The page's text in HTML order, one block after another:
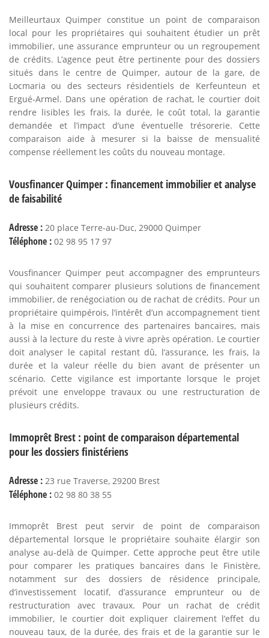
Meilleurtaux Quimper constitue un point de comparaison
local pour les propriétaires qui souhaitent étudier un prêt
immobilier, une assurance emprunteur ou un regroupement
de crédits. L’agence peut être pertinente pour des dossiers
situés dans le centre de Quimper, autour de la gare, de
Locmaria ou des secteurs résidentiels de Kerfeunteun et
Ergué-Armel. Dans une opération de rachat, le courtier doit
rendre lisibles les frais, la durée, le coût total, la garantie
demandée et l’impact d’une éventuelle trésorerie. Cette
comparaison aide à mesurer si la baisse de mensualité
compense réellement les coûts du nouveau montage.
Vousfinancer Quimper : financement immobilier et analyse
de faisabilité
Adresse : 20 place Terre-au-Duc, 29000 Quimper
Téléphone : 02 98 95 17 97
Vousfinancer Quimper peut accompagner des emprunteurs
qui souhaitent comparer plusieurs solutions de financement
immobilier, de renégociation ou de rachat de crédits. Pour un
propriétaire quimpérois, l’intérêt d’un accompagnement tient
à la mise en concurrence des partenaires bancaires, mais
aussi à la lecture du reste à vivre après opération. Le courtier
doit analyser le capital restant dû, l’assurance, les frais, la
durée et la valeur réelle du bien avant de présenter un
scénario. Cette vigilance est importante lorsque le projet
prévoit une enveloppe travaux ou une restructuration de
plusieurs crédits.
Immoprêt Brest : point de comparaison départemental
pour les dossiers finistériens
Adresse : 23 rue Traverse, 29200 Brest
Téléphone : 02 98 80 38 55
Immoprêt Brest peut servir de point de comparaison
départemental lorsque le propriétaire souhaite élargir son
analyse au-delà de Quimper. Cette approche peut être utile
pour comparer les pratiques bancaires dans le Finistère,
notamment sur des dossiers de résidence principale,
d’investissement locatif, d’assurance emprunteur ou de
restructuration avec travaux. Pour un rachat de crédit
immobilier, le courtier doit expliquer clairement l’effet du
nouveau taux, de la durée, des frais et de la garantie sur le